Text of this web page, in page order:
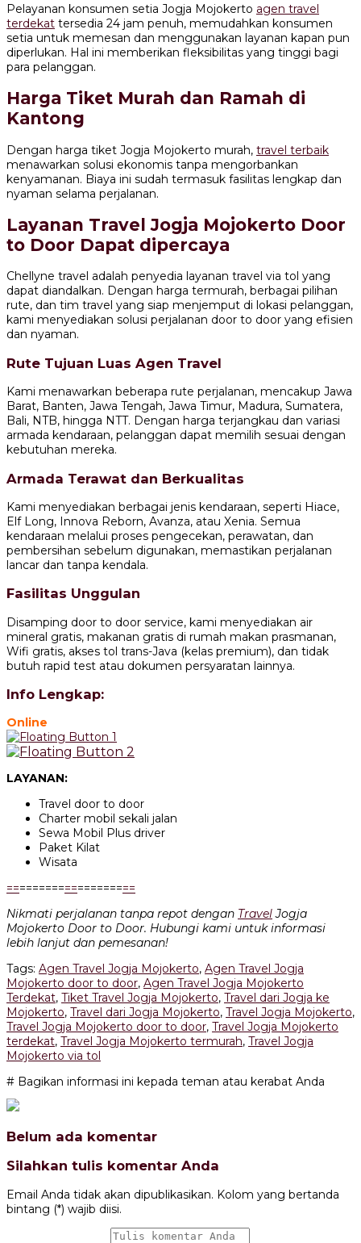
Pelayanan konsumen setia Jogja Mojokerto agen travel
terdekat tersedia 24 jam penuh, memudahkan konsumen
setia untuk memesan dan menggunakan layanan kapan pun
diperlukan. Hal ini memberikan fleksibilitas yang tinggi bagi
para pelanggan.
Harga Tiket Murah dan Ramah di
Kantong
Dengan harga tiket Jogja Mojokerto murah, travel terbaik
menawarkan solusi ekonomis tanpa mengorbankan
kenyamanan. Biaya ini sudah termasuk fasilitas lengkap dan
nyaman selama perjalanan.
Layanan Travel Jogja Mojokerto Door
to Door Dapat dipercaya
Chellyne travel adalah penyedia layanan travel via tol yang
dapat diandalkan. Dengan harga termurah, berbagai pilihan
rute, dan tim travel yang siap menjemput di lokasi pelanggan,
kami menyediakan solusi perjalanan door to door yang efisien
dan nyaman.
Rute Tujuan Luas Agen Travel
Kami menawarkan beberapa rute perjalanan, mencakup Jawa
Barat, Banten, Jawa Tengah, Jawa Timur, Madura, Sumatera,
Bali, NTB, hingga NTT. Dengan harga terjangkau dan variasi
armada kendaraan, pelanggan dapat memilih sesuai dengan
kebutuhan mereka.
Armada Terawat dan Berkualitas
Kami menyediakan berbagai jenis kendaraan, seperti Hiace,
Elf Long, Innova Reborn, Avanza, atau Xenia. Semua
kendaraan melalui proses pengecekan, perawatan, dan
pembersihan sebelum digunakan, memastikan perjalanan
lancar dan tanpa kendala.
Fasilitas Unggulan
Disamping door to door service, kami menyediakan air
mineral gratis, makanan gratis di rumah makan prasmanan,
Wifi gratis, akses tol trans-Java (kelas premium), dan tidak
butuh rapid test atau dokumen persyaratan lainnya.
Info Lengkap:
Online
LAYANAN:
Travel door to door
Charter mobil sekali jalan
Sewa Mobil Plus driver
Paket Kilat
Wisata
====================
Nikmati perjalanan tanpa repot dengan TravelJogja
Mojokerto Door to Door. Hubungi kami untuk informasi
lebih lanjut dan pemesanan!
Tags: Agen Travel Jogja Mojokerto, Agen Travel Jogja
Mojokerto door to door, Agen Travel Jogja Mojokerto
Terdekat, Tiket Travel Jogja Mojokerto, Travel dari Jogja ke
Mojokerto, Travel dari Jogja Mojokerto, Travel Jogja Mojokerto,
Travel Jogja Mojokerto door to door, Travel Jogja Mojokerto
terdekat, Travel Jogja Mojokerto termurah, Travel Jogja
Mojokerto via tol
# Bagikan informasi ini kepada teman atau kerabat Anda
Belum ada komentar
Silahkan tulis komentar Anda
Email Anda tidak akan dipublikasikan. Kolom yang bertanda
bintang (*) wajib diisi.